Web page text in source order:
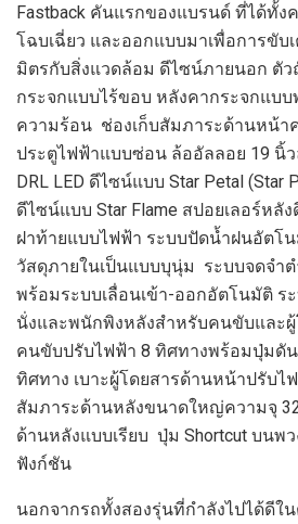
Fastback คันแรกของแบรนด์ ที่ได้ทั้ง
โฉบเฉี่ยว และออกแบบมาเพื่อการขั
มิตรกับสิ่งแวดล้อม ดีไซน์ภายนอก ตั
กระจกแบบไร้ขอบ หลังคากระจกแบ
ความร้อน ช่องเก็บสัมภาระด้านหน้า
ประตูไฟฟ้าแบบซ่อน ล้ออัลลอย 19 นิ้ว
DRL LED ดีไซน์แบบ Star Petal (Star
ดีไซน์แบบ Star Flame สปอยเลอร์หลั
ฝาท้ายแบบไฟฟ้า ระบบปัดน้ำฝนอัตโ
วัสดุภายในเป็นแบบบุนุ่ม ระบบจดจำ
พร้อมระบบเลื่อนเข้า-ออกอัตโนมัติ ระ
นั่งและพนักพิงหลังสำหรับคนขับและผู้
คนขับปรับไฟฟ้า 8 ทิศทางพร้อมปุ่มดั
ทิศทาง เบาะผู้โดยสารด้านหน้าปรับไ
สัมภาระด้านหลังขนาดใหญ่ความจุ
ด้านหลังแบบเรียบ ปุ่ม Shortcut บนพ
ฟังก์ชัน
นอกจากรถทั้งสองรุ่นที่กำลังไปได้ดีใ